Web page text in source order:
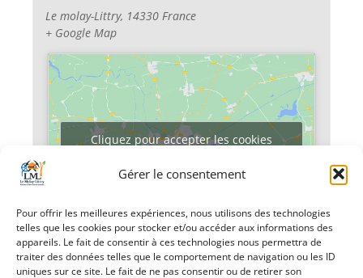
Gérer le consentement
Pour offrir les meilleures expériences, nous utilisons des technologies
telles que les cookies pour stocker et/ou accéder aux informations des
appareils. Le fait de consentir à ces technologies nous permettra de
traiter des données telles que le comportement de navigation ou les ID
uniques sur ce site. Le fait de ne pas consentir ou de retirer son
Le molay-Littry, 14330 France
+ Google Map
Cliquez pour accepter les cookies